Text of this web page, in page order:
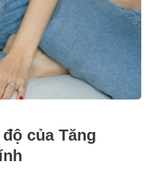
của Tăng